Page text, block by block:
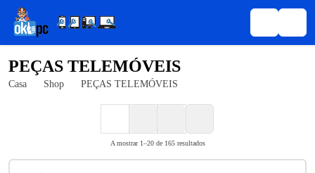
PEÇAS TELEMÓVEIS
Casa Shop PEÇAS TELEMÓVEIS
A mostrar 1–20 de 165 resultados